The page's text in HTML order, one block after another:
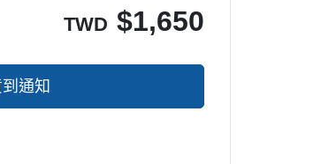
TWD $1,650
通知